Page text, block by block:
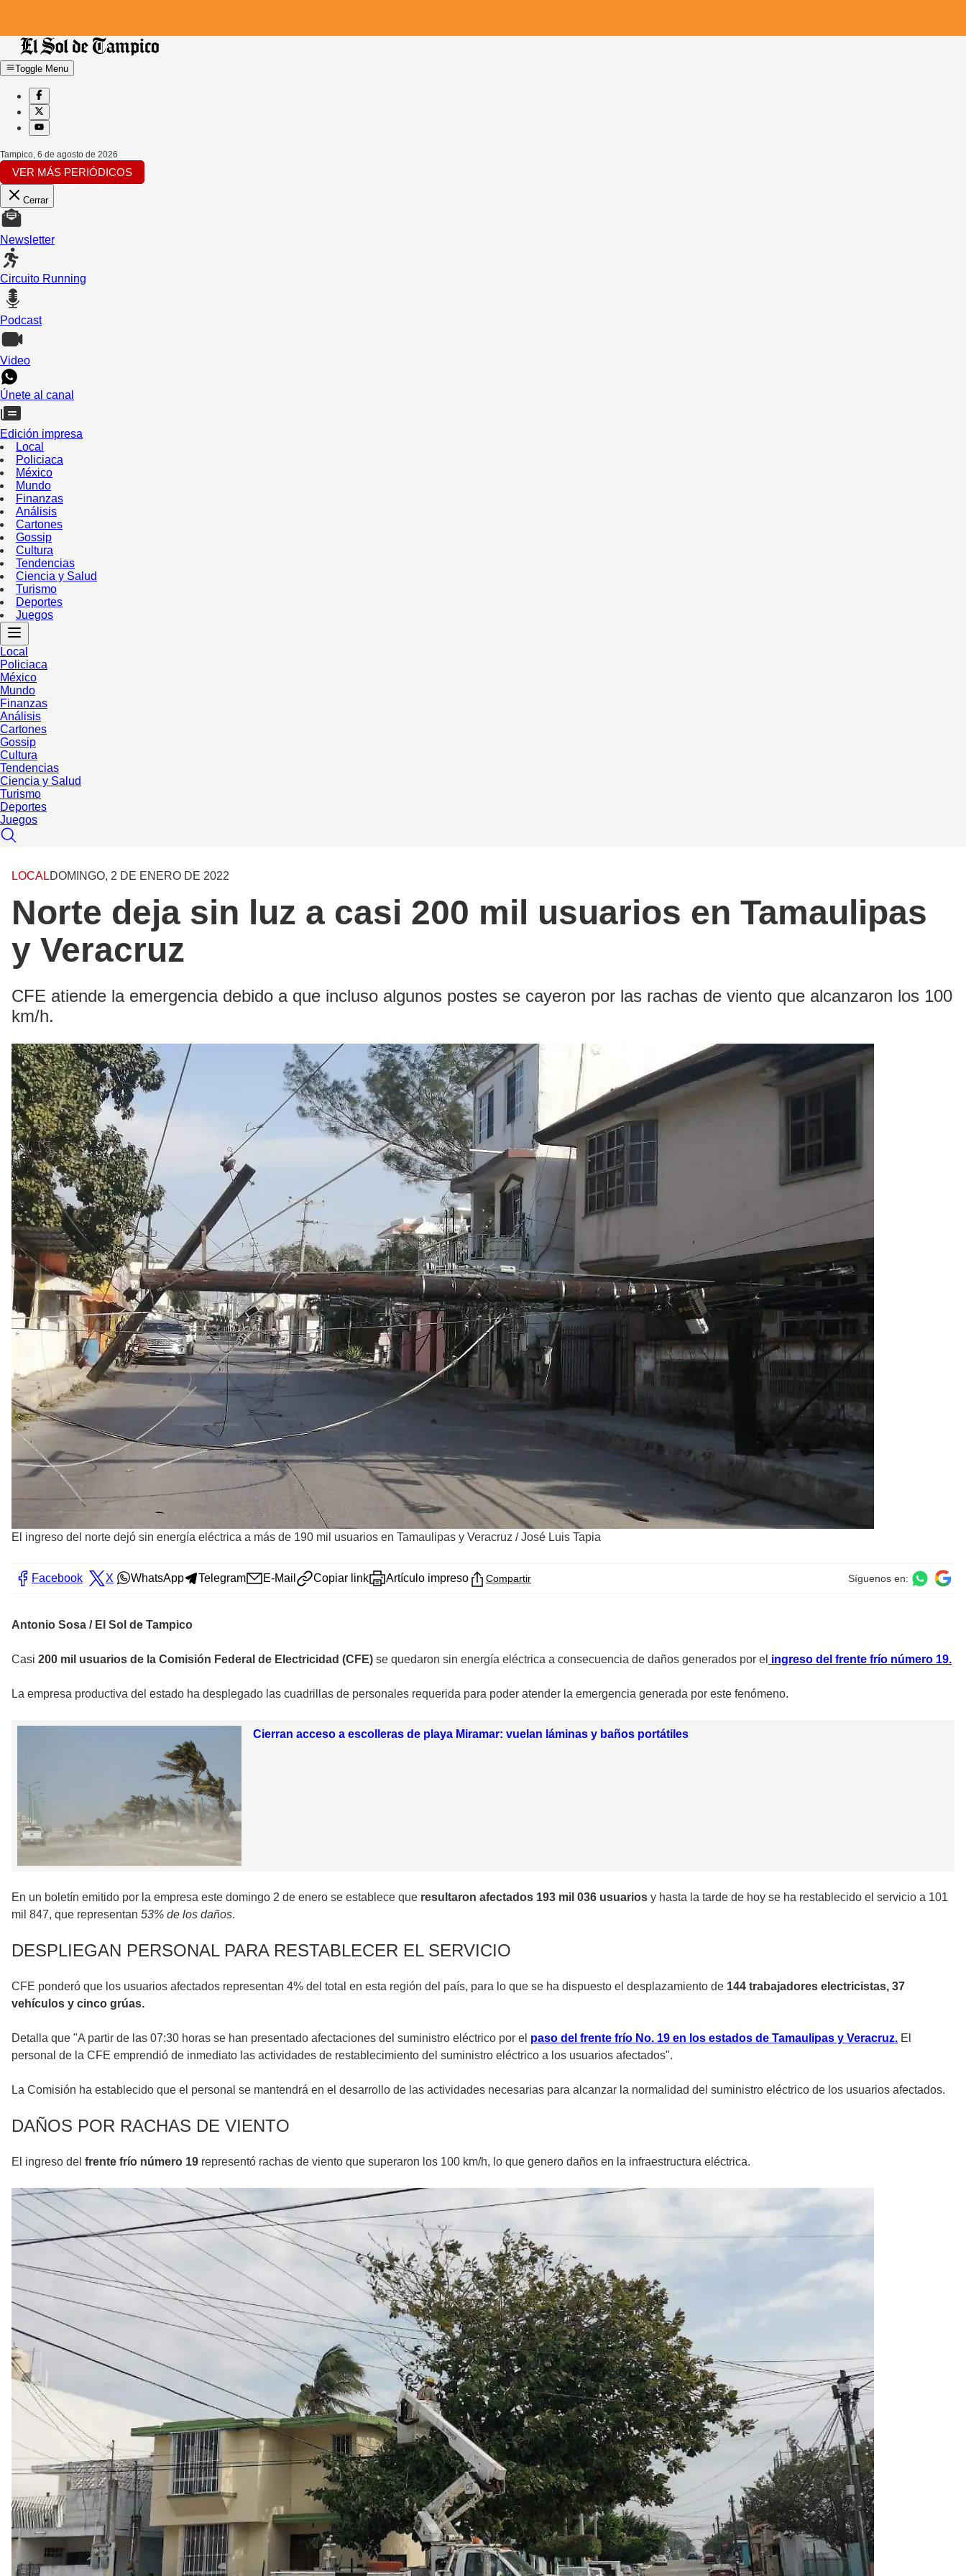
Toggle Menu
Tampico, 6 de agosto de 2026
VER MÁS PERIÓDICOS
Cerrar
Newsletter
Circuito Running
Podcast
Video
Únete al canal
Edición impresa
Local
Policiaca
México
Mundo
Finanzas
Análisis
Cartones
Gossip
Cultura
Tendencias
Ciencia y Salud
Turismo
Deportes
Juegos
Local
Policiaca
México
Mundo
Finanzas
Análisis
Cartones
Gossip
Cultura
Tendencias
Ciencia y Salud
Turismo
Deportes
Juegos
LOCALDOMINGO, 2 DE ENERO DE 2022
Norte deja sin luz a casi 200 mil usuarios en Tamaulipas
y Veracruz
CFE atiende la emergencia debido a que incluso algunos postes se cayeron por las rachas de viento que alcanzaron los 100
km/h.
El ingreso del norte dejó sin energía eléctrica a más de 190 mil usuarios en Tamaulipas y Veracruz /José Luis Tapia
Facebook X WhatsApp Telegram E-Mail Copiar link Artículo impreso Compartir Síguenos en:
Antonio Sosa / El Sol de Tampico
Casi 200 mil usuarios de la Comisión Federal de Electricidad (CFE) se quedaron sin energía eléctrica a consecuencia de daños generados por el ingreso del frente frío número 19.
La empresa productiva del estado ha desplegado las cuadrillas de personales requerida para poder atender la emergencia generada por este fenómeno.
Cierran acceso a escolleras de playa Miramar: vuelan láminas y baños portátiles
En un boletín emitido por la empresa este domingo 2 de enero se establece que resultaron afectados 193 mil 036 usuarios y hasta la tarde de hoy se ha restablecido el servicio a 101
mil 847, que representan 53% de los daños.
DESPLIEGAN PERSONAL PARA RESTABLECER EL SERVICIO
CFE ponderó que los usuarios afectados representan 4% del total en esta región del país, para lo que se ha dispuesto el desplazamiento de 144 trabajadores electricistas, 37
vehículos y cinco grúas.
Detalla que "A partir de las 07:30 horas se han presentado afectaciones del suministro eléctrico por el paso del frente frío No. 19 en los estados de Tamaulipas y Veracruz. El
personal de la CFE emprendió de inmediato las actividades de restablecimiento del suministro eléctrico a los usuarios afectados".
La Comisión ha establecido que el personal se mantendrá en el desarrollo de las actividades necesarias para alcanzar la normalidad del suministro eléctrico de los usuarios afectados.
DAÑOS POR RACHAS DE VIENTO
El ingreso del frente frío número 19 representó rachas de viento que superaron los 100 km/h, lo que genero daños en la infraestructura eléctrica.